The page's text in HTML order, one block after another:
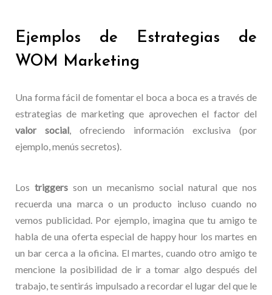
Ejemplos de Estrategias de
WOM Marketing
Una forma fácil de fomentar el boca a boca es a través de
estrategias de marketing que aprovechen el factor del
valor social , ofreciendo información exclusiva (por
ejemplo, menús secretos).
Los triggers son un mecanismo social natural que nos
recuerda una marca o un producto incluso cuando no
vemos publicidad. Por ejemplo, imagina que tu amigo te
habla de una oferta especial de happy hour los martes en
un bar cerca a la oficina. El martes, cuando otro amigo te
mencione la posibilidad de ir a tomar algo después del
trabajo, te sentirás impulsado a recordar el lugar del que le